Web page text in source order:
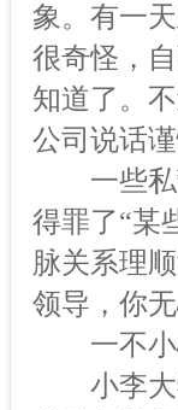
象。有一
很奇怪，
知道了。
公司说话
一些私营
得罪了“某
脉关系理
领导，你
一不小
小李大学